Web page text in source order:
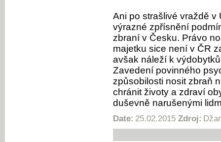
Ani po strašlivé vraždě
výrazné zpřísnění
zbraní v Česku. Právo
majetku sice není v ČR
avšak náleží k
Zavedení povinného
způsobilosti nosit zbraň
chránit životy a zdraví
duševně narušenými
Date: 25.02.2015 Zdroj: